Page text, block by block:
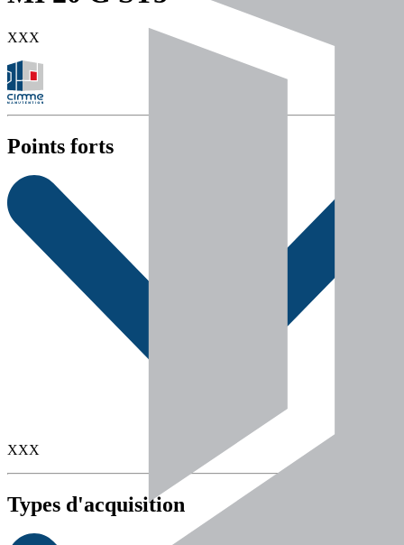
XXX
Points forts
XXX
Types d'acquisition